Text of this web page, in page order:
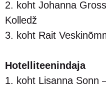
2. koht Johanna
Kolledž
3. koht Rait
Hotelliteenindaja
1. koht Lisanna Sonn